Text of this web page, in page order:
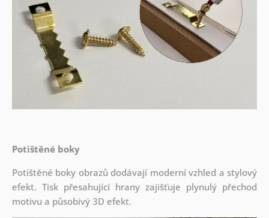
Potištěné boky
Potištěné boky obrazů dodávají moderní vzhled a stylový
efekt. Tisk přesahující hrany zajišťuje plynulý přechod
motivu a působivý 3D efekt.